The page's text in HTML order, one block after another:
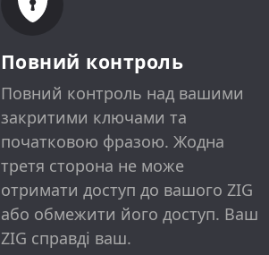
Повний контроль
Повний контроль над вашими
закритими ключами та
початковою фразою. Жодна
третя сторона не може
отримати доступ до вашого ZIG
або обмежити його доступ. Ваш
ZIG справді ваш.